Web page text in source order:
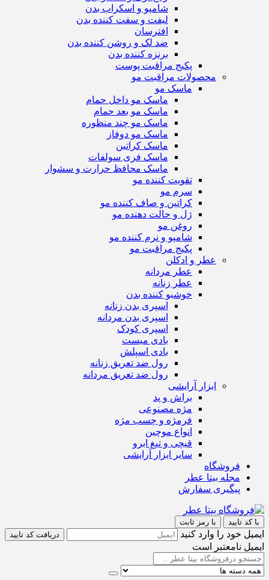
شامپو و اسکراب بدن
لیفت و سفت کننده بدن
افترسان
ضد لک و روشن کننده بدن
برنزه کننده بدن
پکیج مراقبت پوست
محصولات مراقبت مو
ماسک مو
ماسک مو داخل حمام
ماسک مو بعد حمام
ماسک مو چند منظوره
ماسک مو دوفاز
ماسک کراتین
ماسک فری سولفات
ماسک محافظ حرارت و سشوار
تقویت کننده مو
سرم مو
کراتین و صاف کننده مو
ژل و حالت دهنده مو
روغن مو
شامپو و نرم کننده مو
پکیج مراقبت مو
عطر و ادکلن
عطر مردانه
عطر زنانه
خوشبو کننده بدن
اسپری بدن زنانه
اسپری بدن مردانه
اسپری کودک
بادی میست
بادی اسپلش
رول ضد تعریق زنانه
رول ضد تعریق مردانه
ابزار آرایشی
براش و پد
مژه مصنوعی
فرمژه و چسب مژه
انواع موچین
قیچی و تیغ ابرو
سایر ابزار آرایشی
فروشگاه
مجله بیتا عطر
پیگیری سفارش
با کد تایید با رمز ثابت
ایمیل خود را وارد کنید دریافت کد تایید
ایمیل نامعتبر است